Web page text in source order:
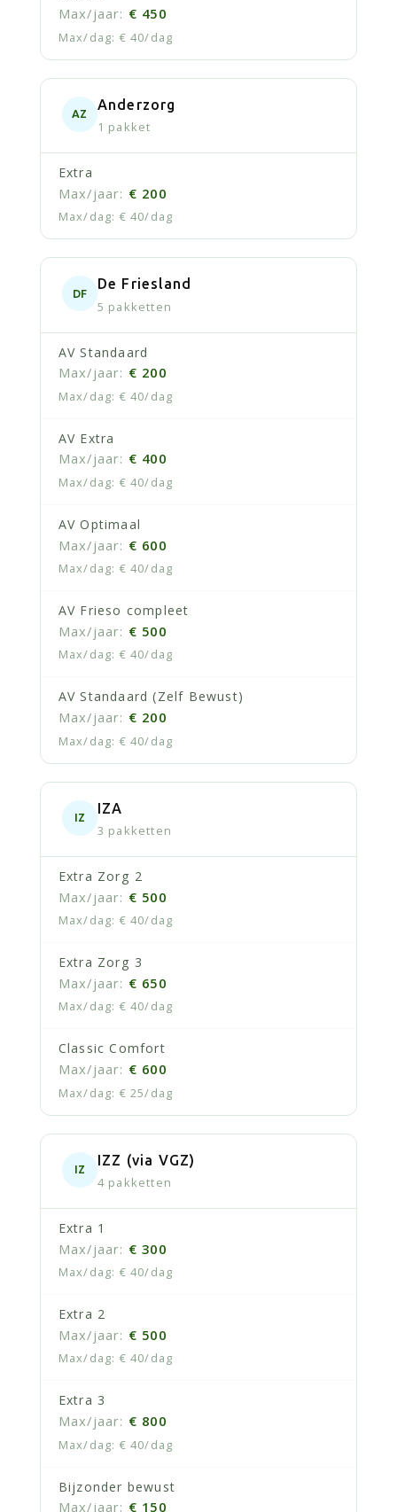
€ 450
€ 40/dag
AZ
Anderzorg
1 pakket
Extra
€ 200
€ 40/dag
DF
De Friesland
5 pakketten
AV Standaard
€ 200
€ 40/dag
AV Extra
€ 400
€ 40/dag
AV Optimaal
€ 600
€ 40/dag
AV Frieso compleet
€ 500
€ 40/dag
AV Standaard (Zelf Bewust)
€ 200
€ 40/dag
IZ
IZA
3 pakketten
Extra Zorg 2
€ 500
€ 40/dag
Extra Zorg 3
€ 650
€ 40/dag
Classic Comfort
€ 600
€ 25/dag
IZ
IZZ (via VGZ)
4 pakketten
Extra 1
€ 300
€ 40/dag
Extra 2
€ 500
€ 40/dag
Extra 3
€ 800
€ 40/dag
Bijzonder bewust
€ 150